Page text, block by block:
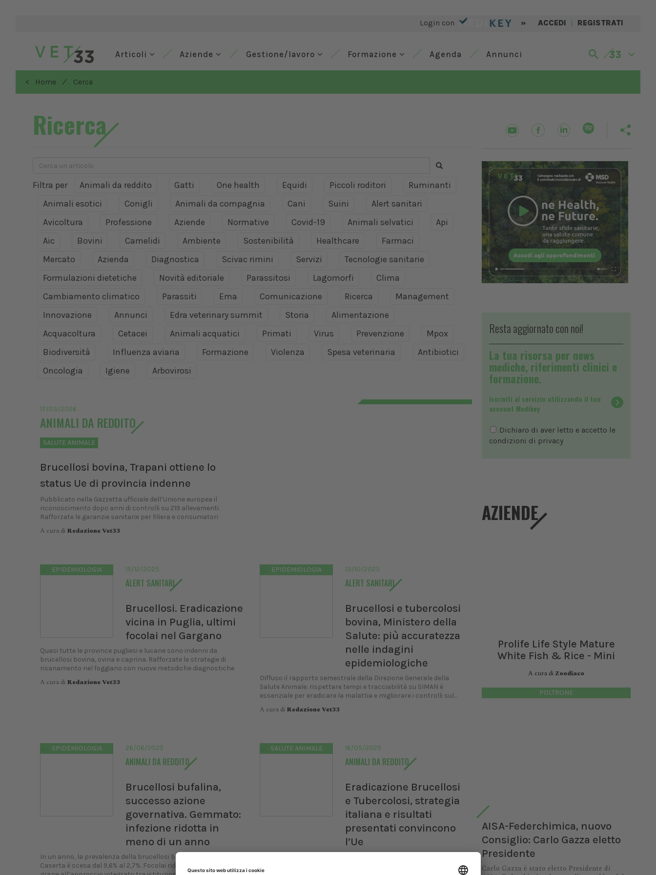
Login con » ACCEDI | REGISTRATI
Articoli Aziende Gestione/lavoro Formazione Agenda Annunci
< Home / Cerca
Ricerca
Filtra per Animali da reddito Gatti One health Equidi Piccoli roditori
Ruminanti
Animali esotici
Conigli Animali da compagnia Cani Suini
Alert sanitari
Avicoltura
Professione Aziende Normative Covid-19 Animali selvatici
Api
Aic
Bovini Camelidi Ambiente Sostenibilità Healthcare
Farmaci
Mercato
Azienda Diagnostica Scivac rimini Servizi
Tecnologie sanitarie
Formulazioni dietetiche
Novità editoriale Parassitosi Lagomorfi
Clima
Cambiamento climatico
Parassiti Ema Comunicazione Ricerca
Management
Innovazione
Annunci Edra veterinary summit Storia
Alimentazione
Acquacoltura
Cetacei Animali acquatici Primati Virus Prevenzione
Mpox
Biodiversità
Influenza aviaria Formazione Violenza Spesa veterinaria
Antibiotici
Oncologia
Igiene Arbovirosi
17/03/2026
ANIMALI DA REDDITO
SALUTE ANIMALE
Brucellosi bovina, Trapani ottiene lo
status Ue di provincia indenne
Pubblicato nella Gazzetta ufficiale dell’Unione europea il
riconoscimento dopo anni di controlli su 219 allevamenti.
Rafforzate le garanzie sanitarie per filiera e consumatori
A cura di Redazione Vet33
EPIDEMIOLOGIA 15/12/2025
ALERT SANITARI
Brucellosi. Eradicazione
vicina in Puglia, ultimi
focolai nel Gargano
Quasi tutte le province pugliesi e lucane sono indenni da
brucellosi bovina, ovina e caprina. Rafforzate le strategie di
risanamento nel foggiano con nuove metodiche diagnostiche
A cura di Redazione Vet33
EPIDEMIOLOGIA 13/10/2025
ALERT SANITARI
Brucellosi e tubercolosi
bovina, Ministero della
Salute: più accuratezza
nelle indagini
epidemiologiche
Diffuso il rapporto semestrale della Direzione Generale della
Salute Animale: rispettare tempi e tracciabilità su SIMAN è
essenziale per eradicare la malattia e migliorare i controlli sul...
A cura di Redazione Vet33
EPIDEMIOLOGIA 26/06/2025
ANIMALI DA REDDITO
Brucellosi bufalina,
successo azione
governativa. Gemmato:
infezione ridotta in
meno di un anno
In un anno, la prevalenza della brucellosi bufalina in provincia di
Caserta è scesa dal 9,6% al 2,7%. Focolai ridotti a meno dell’1%
SALUTE ANIMALE 16/05/2025
ANIMALI DA REDDITO
Eradicazione Brucellosi
e Tubercolosi, strategia
italiana e risultati
presentati convincono
l’Ue
Resta aggiornato con noi!
La tua risorsa per news
mediche, riferimenti clinici e
formazione.
Iscriviti al servizio utilizzando il tuo
account Medikey
Dichiaro di aver letto e accetto le
condizioni di privacy
AZIENDE
Prolife Life Style Mature
White Fish & Rice - Mini
A cura di Zoodiaco
POLTRONE
AISA-Federchimica, nuovo
Consiglio: Carlo Gazza eletto
Presidente
Carlo Gazza è stato eletto Presidente di